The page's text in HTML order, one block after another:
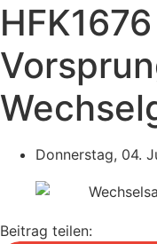
Donnerstag, 04.
Beitrag teilen: